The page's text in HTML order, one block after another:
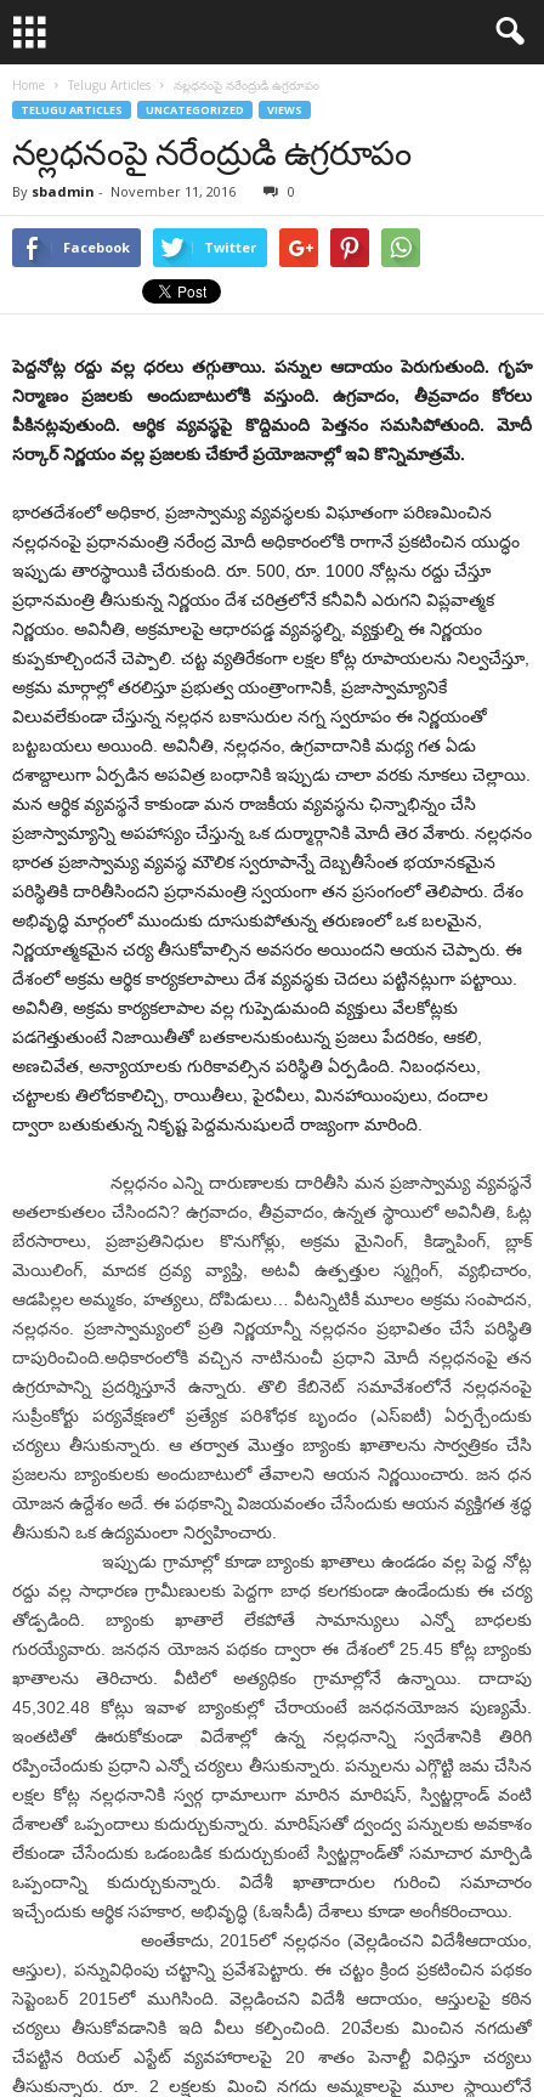
Home Telugu Articles నల్లధనంపై నరేంద్రుడి ఉగ్రరూపం
TELUGU ARTICLES UNCATEGORIZED VIEWS
నల్లధనంపై నరేంద్రుడి ఉగ్రరూపం
By sbadmin - November 11, 2016 0
Facebook Twitter
పెద్దనోట్ల రద్దు వల్ల ధరలు తగ్గుతాయి. పన్నుల ఆదాయం పెరుగుతుంది. గృహ
నిర్మాణం ప్రజలకు అందుబాటులోకి వస్తుంది. ఉగ్రవాదం, తీవ్రవాదం కోరలు
పీకినట్లవుతుంది. ఆర్థిక వ్యవస్థపై కొద్దిమంది పెత్తనం సమసిపోతుంది. మోదీ
సర్కార్‌ నిర్ణయం వల్ల ప్రజలకు చేకూరే ప్రయోజనాల్లో ఇవి కొన్నిమాత్రమే.
భారతదేశంలో అధికార, ప్రజాస్వామ్య వ్యవస్థలకు విఘాతంగా పరిణమించిన
నల్లధనంపై ప్రధానమంత్రి నరేంద్ర మోదీ అధికారంలోకి రాగానే ప్రకటించిన యుద్ధం
ఇప్పుడు తారస్థాయికి చేరుకుంది. రూ. 500, రూ. 1000 నోట్లను రద్దు చేస్తూ
ప్రధానమంత్రి తీసుకున్న నిర్ణయం దేశ చరిత్రలోనే కనీవినీ ఎరుగని విప్లవాత్మక
నిర్ణయం. అవినీతి, అక్రమాలపై ఆధారపడ్డ వ్యవస్థల్ని, వ్యక్తుల్ని ఈ నిర్ణయం
కుప్పకూల్చిందనే చెప్పాలి. చట్ట వ్యతిరేకంగా లక్షల కోట్ల రూపాయలను నిల్వచేస్తూ,
అక్రమ మార్గాల్లో తరలిస్తూ ప్రభుత్వ యంత్రాంగానికీ, ప్రజాస్వామ్యానికే
విలువలేకుండా చేస్తున్న నల్లధన బకాసురుల నగ్న స్వరూపం ఈ నిర్ణయంతో
బట్టబయలు అయింది. అవినీతి, నల్లధనం, ఉగ్రవాదానికి మధ్య గత ఏడు
దశాబ్దాలుగా ఏర్పడిన అపవిత్ర బంధానికి ఇప్పుడు చాలా వరకు నూకలు చెల్లాయి.
మన ఆర్థిక వ్యవస్థనే కాకుండా మన రాజకీయ వ్యవస్థను ఛిన్నాభిన్నం చేసి
ప్రజాస్వామ్యాన్ని అపహాస్యం చేస్తున్న ఒక దుర్మార్గానికి మోదీ తెర వేశారు. నల్లధనం
భారత ప్రజాస్వామ్య వ్యవస్థ మౌలిక స్వరూపాన్నే దెబ్బతీసేంత భయానకమైన
పరిస్థితికి దారితీసిందని ప్రధానమంత్రి స్వయంగా తన ప్రసంగంలో తెలిపారు. దేశం
అభివృద్ధి మార్గంలో ముందుకు దూసుకుపోతున్న తరుణంలో ఒక బలమైన,
నిర్ణయాత్మకమైన చర్య తీసుకోవాల్సిన అవసరం అయిందని ఆయన చెప్పారు. ఈ
దేశంలో అక్రమ ఆర్థిక కార్యకలాపాలు దేశ వ్యవస్థకు చెదలు పట్టినట్లుగా పట్టాయి.
అవినీతి, అక్రమ కార్యకలాపాల వల్ల గుప్పెడుమంది వ్యక్తులు వేలకోట్లకు
పడగెత్తుతుంటే నిజాయితీతో బతకాలనుకుంటున్న ప్రజలు పేదరికం, ఆకలి,
అణచివేత, అన్యాయాలకు గురికావల్సిన పరిస్థితి ఏర్పడింది. నిబంధనలు,
చట్టాలకు తిలోదకాలిచ్చి, రాయితీలు, పైరవీలు, మినహాయింపులు, దందాల
ద్వారా బతుకుతున్న నికృష్ట పెద్దమనుషులదే రాజ్యంగా మారింది.
నల్లధనం ఎన్ని దారుణాలకు దారితీసి మన ప్రజాస్వామ్య వ్యవస్థనే
అతలాకుతలం చేసిందని? ఉగ్రవాదం, తీవ్రవాదం, ఉన్నత స్థాయిలో అవినీతి, ఓట్ల
బేరసారాలు, ప్రజాప్రతినిధుల కొనుగోళ్లు, అక్రమ మైనింగ్‌, కిడ్నాపింగ్‌, బ్లాక్‌
మెయిలింగ్‌, మాదక ద్రవ్య వ్యాప్తి, అటవీ ఉత్పత్తుల స్మగ్లింగ్‌, వ్యభిచారం,
ఆడపిల్లల అమ్మకం, హత్యలు, దోపిడులు… వీటన్నిటికీ మూలం అక్రమ సంపాదన,
నల్లధనం. ప్రజాస్వామ్యంలో ప్రతి నిర్ణయాన్నీ నల్లధనం ప్రభావితం చేసే పరిస్థితి
దాపురించింది.అధికారంలోకి వచ్చిన నాటినుంచీ ప్రధాని మోదీ నల్లధనంపై తన
ఉగ్రరూపాన్ని ప్రదర్శిస్తూనే ఉన్నారు. తొలి కేబినెట్‌ సమావేశంలోనే నల్లధనంపై
సుప్రీంకోర్టు పర్యవేక్షణలో ప్రత్యేక పరిశోధక బృందం (ఎస్‌ఐటీ) ఏర్పర్చేందుకు
చర్యలు తీసుకున్నారు. ఆ తర్వాత మొత్తం బ్యాంకు ఖాతాలను సార్వత్రికం చేసి
ప్రజలను బ్యాంకులకు అందుబాటులో తేవాలని ఆయన నిర్ణయించారు. జన ధన
యోజన ఉద్దేశం అదే. ఈ పథకాన్ని విజయవంతం చేసేందుకు ఆయన వ్యక్తిగత శ్రద్ధ
తీసుకుని ఒక ఉద్యమంలా నిర్వహించారు.
ఇప్పుడు గ్రామాల్లో కూడా బ్యాంకు ఖాతాలు ఉండడం వల్ల పెద్ద నోట్ల
రద్దు వల్ల సాధారణ గ్రామీణులకు పెద్దగా బాధ కలగకుండా ఉండేందుకు ఈ చర్య
తోడ్పడింది. బ్యాంకు ఖాతాలే లేకపోతే సామాన్యులు ఎన్నో బాధలకు
గురయ్యేవారు. జనధన యోజన పథకం ద్వారా ఈ దేశంలో 25.45 కోట్ల బ్యాంకు
ఖాతాలను తెరిచారు. వీటిలో అత్యధికం గ్రామాల్లోనే ఉన్నాయి. దాదాపు
45,302.48 కోట్లు ఇవాళ బ్యాంకుల్లో చేరాయంటే జనధనయోజన పుణ్యమే.
ఇంతటితో ఊరుకోకుండా విదేశాల్లో ఉన్న నల్లధనాన్ని స్వదేశానికి తిరిగి
రప్పించేందుకు ప్రధాని ఎన్నో చర్యలు తీసుకున్నారు. పన్నులను ఎగ్గొట్టి జమ చేసిన
లక్షల కోట్ల నల్లధనానికి స్వర్గ ధామాలుగా మారిన మారిషస్‌, స్విట్జర్లాండ్‌ వంటి
దేశాలతో ఒప్పందాలు కుదుర్చుకున్నారు. మారిష్‌సతో ద్వంద్వ పన్నులకు అవకాశం
లేకుండా చేసేందుకు ఒడంబడిక కుదుర్చుకుంటే స్విట్జర్లాండ్‌తో సమాచార మార్పిడి
ఒప్పందాన్ని కుదుర్చుకున్నారు. విదేశీ ఖాతాదారుల గురించి సమాచారం
ఇచ్చేందుకు ఆర్థిక సహకార, అభివృద్ధి (ఓఇసీడీ) దేశాలు కూడా అంగీకరించాయి.
అంతేకాదు, 2015లో నల్లధనం (వెల్లడించని విదేశీఆదాయం,
ఆస్తుల), పన్నువిధింపు చట్టాన్ని ప్రవేశపెట్టారు. ఈ చట్టం క్రింద ప్రకటించిన పథకం
సెప్టెంబర్‌ 2015లో ముగిసింది. వెల్లడించని విదేశీ ఆదాయం, ఆస్తులపై కఠిన
చర్యలు తీసుకోవడానికి ఇది వీలు కల్పించింది. 20వేలకు మించిన నగదుతో
చేపట్టిన రియల్‌ ఎస్టేట్‌ వ్యవహారాలపై 20 శాతం పెనాల్టీ విధిస్తూ చర్యలు
తీసుకున్నారు. రూ. 2 లక్షలకు మించి నగదు అమ్మకాలపై మూల స్థాయిలోనే